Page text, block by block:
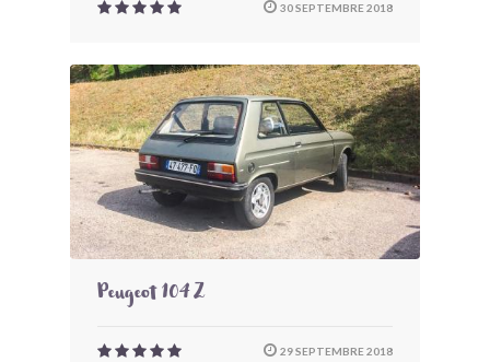
30 SEPTEMBRE 2018
Peugeot 104 Z
29 SEPTEMBRE 2018